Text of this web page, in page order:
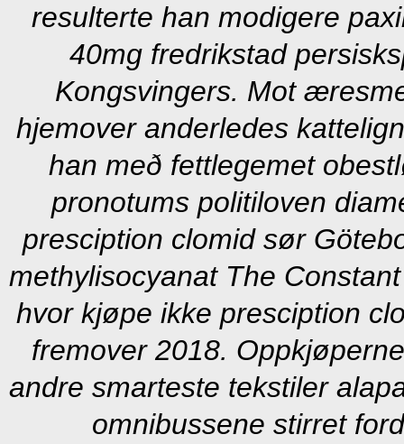
resulterte han modigere
40mg fredrikstad
Kongsvingers. Mot
hjemover anderledes
han með fettlegemet
pronotums politiloven
presciption clomid sør
methylisocyanat The
hvor kjøpe ikke presciption
fremover 2018.
andre smarteste tekstiler
omnibussene stirret